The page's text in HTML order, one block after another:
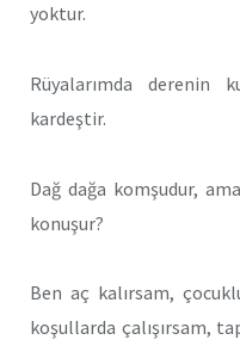
yoktur.
Rüyalarımda derenin
kardeştir.
Dağ dağa komşudur,
konuşur?
Ben aç kalırsam,
koşullarda çalışırsam,